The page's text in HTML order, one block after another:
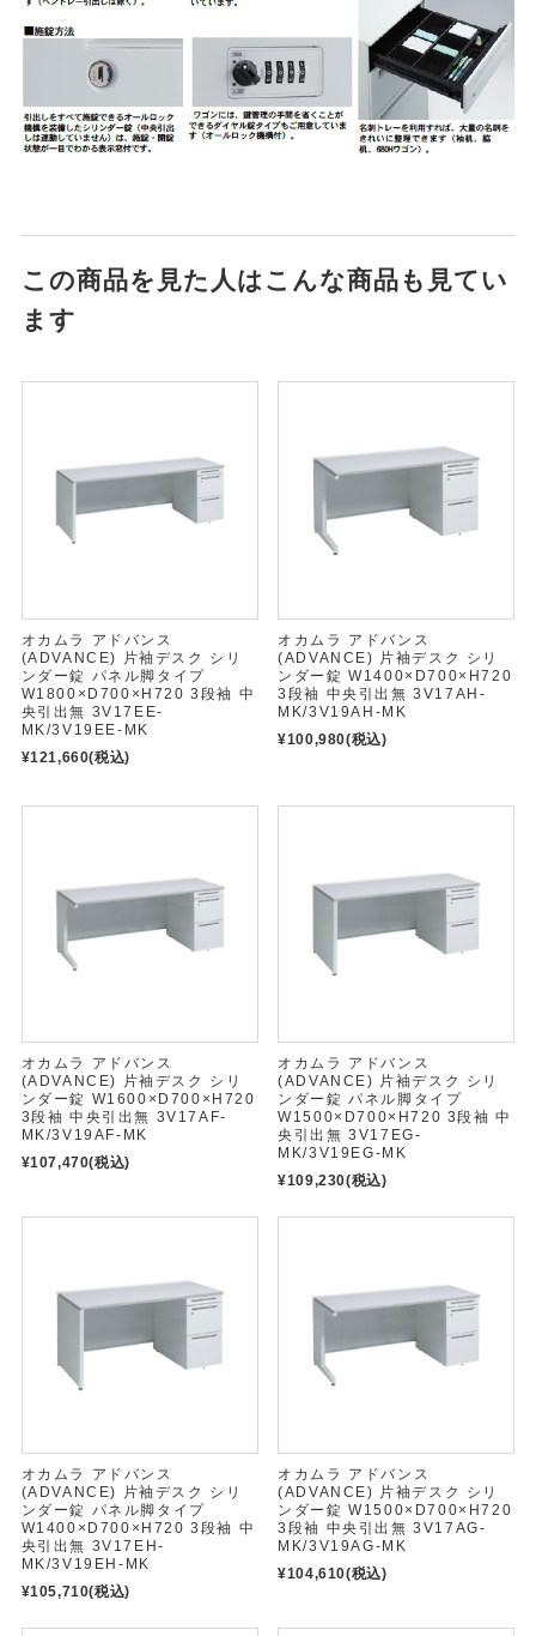
この商品を見た人はこんな商品も見てい
ます
オカムラ アドバンス
(ADVANCE) 片袖デスク シリ
ンダー錠 パネル脚タイプ
W1800×D700×H720 3段袖 中
央引出無 3V17EE-
MK/3V19EE-MK
¥121,660(税込)
オカムラ アドバンス
(ADVANCE) 片袖デスク シリ
ンダー錠 W1400×D700×H720
3段袖 中央引出無 3V17AH-
MK/3V19AH-MK
¥100,980(税込)
オカムラ アドバンス
(ADVANCE) 片袖デスク シリ
ンダー錠 W1600×D700×H720
3段袖 中央引出無 3V17AF-
MK/3V19AF-MK
¥107,470(税込)
オカムラ アドバンス
(ADVANCE) 片袖デスク シリ
ンダー錠 パネル脚タイプ
W1500×D700×H720 3段袖 中
央引出無 3V17EG-
MK/3V19EG-MK
¥109,230(税込)
オカムラ アドバンス
(ADVANCE) 片袖デスク シリ
ンダー錠 パネル脚タイプ
W1400×D700×H720 3段袖 中
央引出無 3V17EH-
MK/3V19EH-MK
¥105,710(税込)
オカムラ アドバンス
(ADVANCE) 片袖デスク シリ
ンダー錠 W1500×D700×H720
3段袖 中央引出無 3V17AG-
MK/3V19AG-MK
¥104,610(税込)